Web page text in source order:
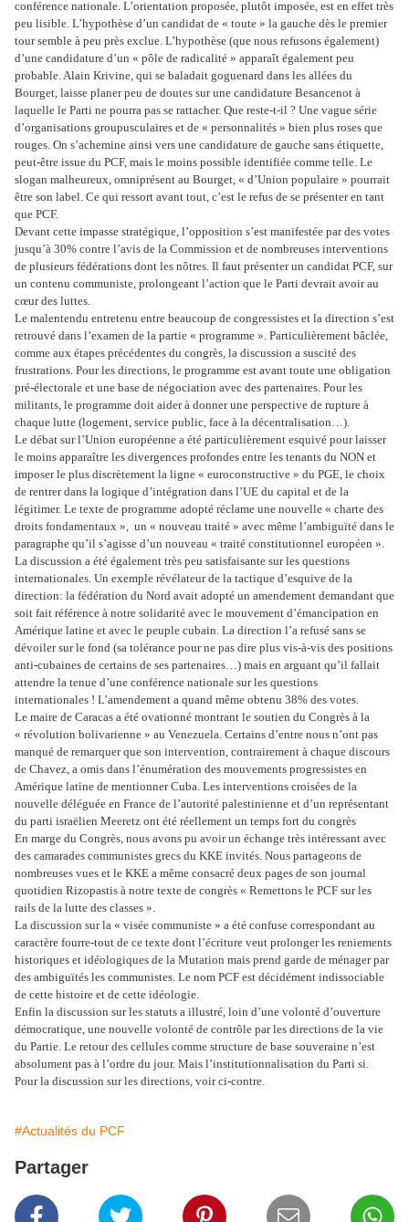
conférence nationale. L’orientation proposée, plutôt imposée, est en effet très
peu lisible. L’hypothèse d’un candidat de « toute » la gauche dès le premier
tour semble à peu près exclue. L’hypothèse (que nous refusons également)
d’une candidature d’un « pôle de radicalité » apparaît également peu
probable. Alain Krivine, qui se baladait goguenard dans les allées du
Bourget, laisse planer peu de doutes sur une candidature Besancenot à
laquelle le Parti ne pourra pas se rattacher. Que reste-t-il ? Une vague série
d’organisations groupusculaires et de « personnalités » bien plus roses que
rouges. On s’achemine ainsi vers une candidature de gauche sans étiquette,
peut-être issue du PCF, mais le moins possible identifiée comme telle. Le
slogan malheureux, omniprésent au Bourget, « d’Union populaire » pourrait
être son label. Ce qui ressort avant tout, c’est le refus de se présenter en tant
que PCF.
Devant cette impasse stratégique, l’opposition s’est manifestée par des votes
jusqu’à 30% contre l’avis de la Commission et de nombreuses interventions
de plusieurs fédérations dont les nôtres. Il faut présenter un candidat PCF, sur
un contenu communiste, prolongeant l’action que le Parti devrait avoir au
cœur des luttes.
Le malentendu entretenu entre beaucoup de congressistes et la direction s’est
retrouvé dans l’examen de la partie « programme ». Particulièrement bâclée,
comme aux étapes précédentes du congrès, la discussion a suscité des
frustrations. Pour les directions, le programme est avant toute une obligation
pré-électorale et une base de négociation avec des partenaires. Pour les
militants, le programme doit aider à donner une perspective de rupture à
chaque lutte (logement, service public, face à la décentralisation…).
Le débat sur l’Union européenne a été particulièrement esquivé pour laisser
le moins apparaître les divergences profondes entre les tenants du NON et
imposer le plus discrètement la ligne « euroconstructive » du PGE, le choix
de rentrer dans la logique d’intégration dans l’UE du capital et de la
légitimer. Le texte de programme adopté réclame une nouvelle « charte des
droits fondamentaux », un « nouveau traité » avec même l’ambiguïté dans le
paragraphe qu’il s’agisse d’un nouveau « traité constitutionnel européen ».
La discussion a été également très peu satisfaisante sur les questions
internationales. Un exemple révélateur de la tactique d’esquive de la
direction: la fédération du Nord avait adopté un amendement demandant que
soit fait référence à notre solidarité avec le mouvement d’émancipation en
Amérique latine et avec le peuple cubain. La direction l’a refusé sans se
dévoiler sur le fond (sa tolérance pour ne pas dire plus vis-à-vis des positions
anti-cubaines de certains de ses partenaires…) mais en arguant qu’il fallait
attendre la tenue d’une conférence nationale sur les questions
internationales ! L’amendement a quand même obtenu 38% des votes.
Le maire de Caracas a été ovationné montrant le soutien du Congrès à la
« révolution bolivarienne » au Venezuela. Certains d’entre nous n’ont pas
manqué de remarquer que son intervention, contrairement à chaque discours
de Chavez, a omis dans l’énumération des mouvements progressistes en
Amérique latine de mentionner Cuba. Les interventions croisées de la
nouvelle déléguée en France de l’autorité palestinienne et d’un représentant
du parti israëlien Meeretz ont été réellement un temps fort du congrès
En marge du Congrès, nous avons pu avoir un échange très intéressant avec
des camarades communistes grecs du KKE invités. Nous partageons de
nombreuses vues et le KKE a même consacré deux pages de son journal
quotidien Rizopastis à notre texte de congrès « Remettons le PCF sur les
rails de la lutte des classes ».
La discussion sur la « visée communiste » a été confuse correspondant au
caractère fourre-tout de ce texte dont l’écriture veut prolonger les reniements
historiques et idéologiques de la Mutation mais prend garde de ménager par
des ambiguïtés les communistes. Le nom PCF est décidément indissociable
de cette histoire et de cette idéologie.
Enfin la discussion sur les statuts a illustré, loin d’une volonté d’ouverture
démocratique, une nouvelle volonté de contrôle par les directions de la vie
du Partie. Le retour des cellules comme structure de base souveraine n’est
absolument pas à l’ordre du jour. Mais l’institutionnalisation du Parti si.
Pour la discussion sur les directions, voir ci-contre.
#Actualités du PCF
Partager